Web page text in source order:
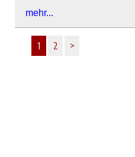
mehr...
1 2 >